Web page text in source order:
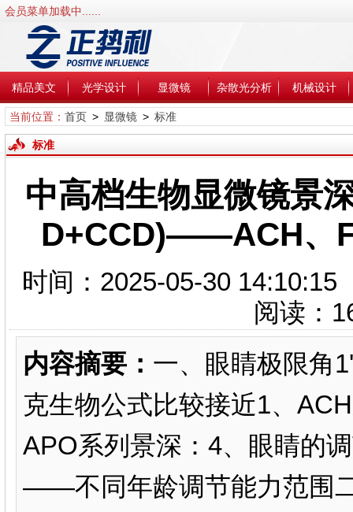
会员菜单加载中......
精品美文 光学设计 显微镜 杂散光分析 机械设计
当前位置： 首页> 显微镜> 标准
标准
中高档生物显微镜景
D+CCD)——ACH、
时间：2025-05-30
阅读：
内容摘要： 一、眼睛极限角
克生物公式比较接近1、
APO系列景深：4、眼睛
——不同年龄调节能力范围